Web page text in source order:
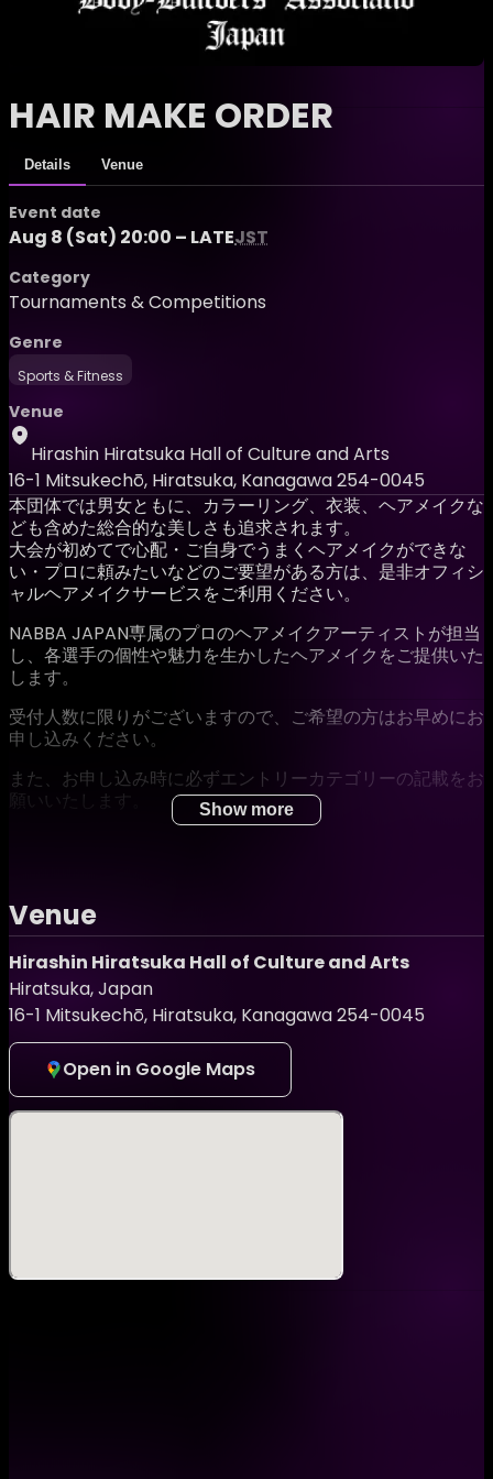
HAIR MAKE ORDER
Details Venue
Event date
Aug 8 (Sat) 20:00 – LATEJST
Category
Tournaments & Competitions
Genre
Sports & Fitness
Venue
Hirashin Hiratsuka Hall of Culture and Arts
16-1 Mitsukechō, Hiratsuka, Kanagawa 254-0045
本団体では男女ともに、カラーリング、衣装、ヘアメイクな
ども含めた総合的な美しさも追求されます。
大会が初めてで心配・ご自身でうまくヘアメイクができな
い・プロに頼みたいなどのご要望がある方は、是非オフィシ
ャルヘアメイクサービスをご利用ください。
NABBA JAPAN専属のプロのヘアメイクアーティストが担当
し、各選手の個性や魅力を生かしたヘアメイクをご提供いた
します。
受付人数に限りがございますので、ご希望の方はお早めにお
申し込みください。
また、お申し込み時に必ずエントリーカテゴリーの記載をお
願いいたします。
方を優先的に施術にご案内しています)
ん。また、キャンセルの際はオフィシャルラインもしくはメ
ールアドレスまでご連絡ください。
ヘアメイクメニュー
①男性メイクのみ 7000円
②女性ヘアセット&メイク15000円
③女性メイクのみ10,000円
Show more
Venue
Hirashin Hiratsuka Hall of Culture and Arts
Hiratsuka, Japan
16-1 Mitsukechō, Hiratsuka, Kanagawa 254-0045
Open in Google Maps